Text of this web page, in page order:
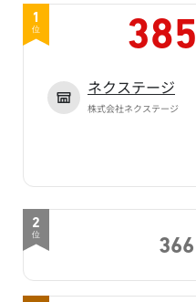
1
位 385
ネクステージ
株式会社ネクステージ
2
位
366